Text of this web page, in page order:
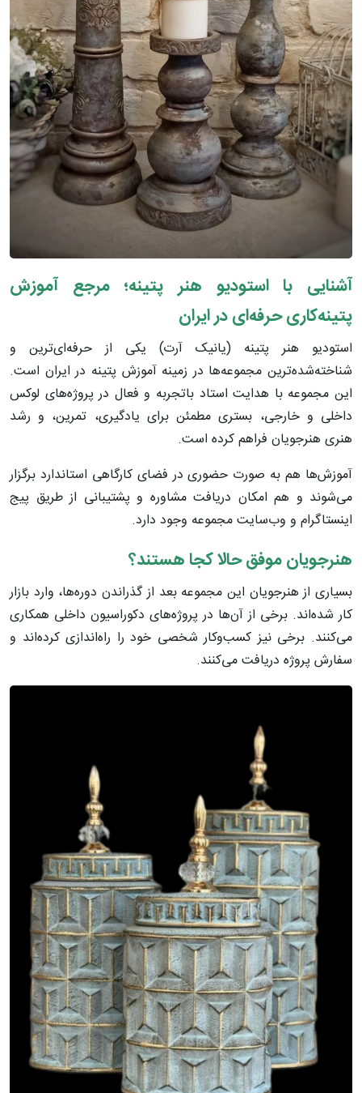
آشنایی با استودیو هنر پتینه؛ مرجع آموزش
پتینه‌کاری حرفه‌ای در ایران
استودیو هنر پتینه (یانیک آرت) یکی از حرفه‌ای‌ترین و
شناخته‌شده‌ترین مجموعه‌ها در زمینه آموزش پتینه در ایران است.
این مجموعه با هدایت استاد باتجربه و فعال در پروژه‌های لوکس
داخلی و خارجی، بستری مطمئن برای یادگیری، تمرین، و رشد
هنری هنرجویان فراهم کرده است.
آموزش‌ها هم به صورت حضوری در فضای کارگاهی استاندارد برگزار
می‌شوند و هم امکان دریافت مشاوره و پشتیبانی از طریق پیج
اینستاگرام و وب‌سایت مجموعه وجود دارد.
هنرجویان موفق حالا کجا هستند؟
بسیاری از هنرجویان این مجموعه بعد از گذراندن دوره‌ها، وارد بازار
کار شده‌اند. برخی از آن‌ها در پروژه‌های دکوراسیون داخلی همکاری
می‌کنند. برخی نیز کسب‌وکار شخصی خود را راه‌اندازی کرده‌اند و
سفارش پروژه دریافت می‌کنند.